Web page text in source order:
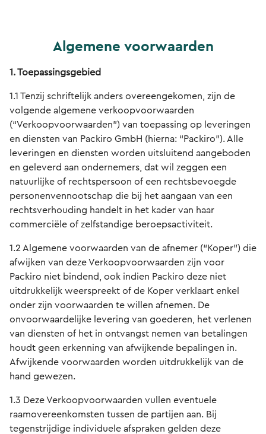
Algemene voorwaarden
1. Toepassingsgebied
1.1 Tenzij schriftelijk anders overeengekomen, zijn de
volgende algemene verkoopvoorwaarden
(“Verkoopvoorwaarden”) van toepassing op leveringen
en diensten van Packiro GmbH (hierna: “Packiro”). Alle
leveringen en diensten worden uitsluitend aangeboden
en geleverd aan ondernemers, dat wil zeggen een
natuurlijke of rechtspersoon of een rechtsbevoegde
personenvennootschap die bij het aangaan van een
rechtsverhouding handelt in het kader van haar
commerciële of zelfstandige beroepsactiviteit.
1.2 Algemene voorwaarden van de afnemer (“Koper”) die
afwijken van deze Verkoopvoorwaarden zijn voor
Packiro niet bindend, ook indien Packiro deze niet
uitdrukkelijk weerspreekt of de Koper verklaart enkel
onder zijn voorwaarden te willen afnemen. De
onvoorwaardelijke levering van goederen, het verlenen
van diensten of het in ontvangst nemen van betalingen
houdt geen erkenning van afwijkende bepalingen in.
Afwijkende voorwaarden worden uitdrukkelijk van de
hand gewezen.
1.3 Deze Verkoopvoorwaarden vullen eventuele
raamovereenkomsten tussen de partijen aan. Bij
tegenstrijdige individuele afspraken gelden deze